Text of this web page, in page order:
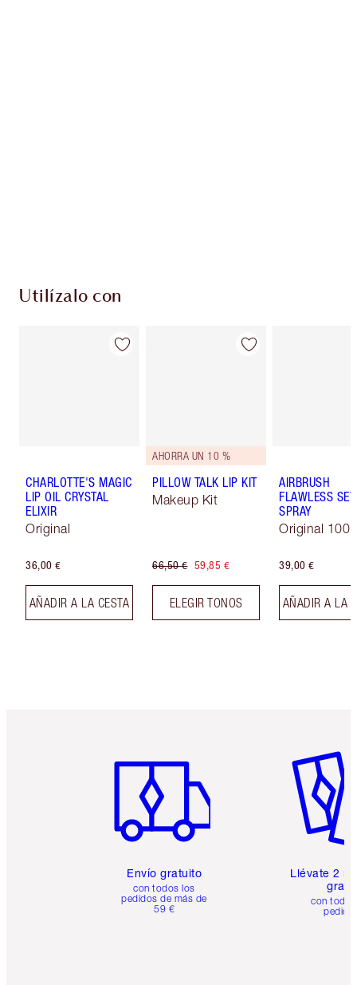
Utilízalo con
CHARLOTTE'S MAGIC
LIP OIL CRYSTAL
ELIXIR
Original
36,00 €
AÑADIR A LA CESTA
AHORRA UN 10 %
PILLOW TALK LIP KIT
Makeup Kit
66,50 € 59,85 €
ELEGIR TONOS
AIRBRUSH
FLAWLESS
SPRAY
Original 100
39,00 €
AÑADIR A LA
Envío gratuito
con todos los
pedidos de más de
59 €
Llévate 2
gratis
con